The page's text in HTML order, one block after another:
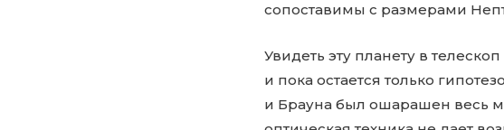
сопоставимы с размерами
Увидеть эту планету в
и пока остается только
и Брауна был ошарашен весь